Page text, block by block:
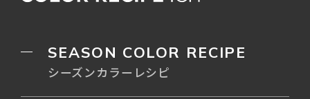
SEASON COLOR RECIPE
シーズンカラーレシピ